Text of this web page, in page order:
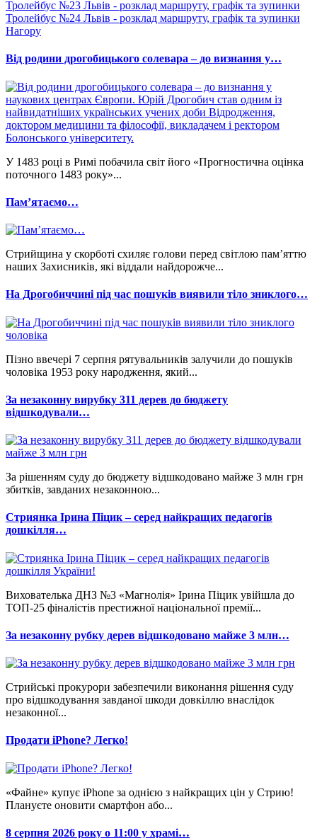
Тролейбус №23 Львів - розклад маршруту, графік та зупинки
Тролейбус №24 Львів - розклад маршруту, графік та зупинки
Нагору
Від родини дрогобицького солевара – до визнання у…
У 1483 році в Римі побачила світ його «Прогностична оцінка
поточного 1483 року»...
Памʼятаємо…
Стрийщина у скорботі схиляє голови перед світлою пам’яттю
наших Захисників, які віддали найдорожче...
На Дрогобиччині під час пошуків виявили тіло зниклого…
Пізно ввечері 7 серпня рятувальників залучили до пошуків
чоловіка 1953 року народження, який...
За незаконну вирубку 311 дерев до бюджету
відшкодували…
За рішенням суду до бюджету відшкодовано майже 3 млн грн
збитків, завданих незаконною...
Стриянка Ірина Піцик – серед найкращих педагогів
дошкілля…
Вихователька ДНЗ №3 «Магнолія» Ірина Піцик увійшла до
ТОП-25 фіналістів престижної національної премії...
За незаконну рубку дерев відшкодовано майже 3 млн…
Стрийські прокурори забезпечили виконання рішення суду
про відшкодування завданої шкоди довкіллю внаслідок
незаконної...
Продати iPhone? Легко!
«Файне» купує iPhone за однією з найкращих цін у Стрию!
Плануєте оновити смартфон або...
8 серпня 2026 року о 11:00 у храмі…